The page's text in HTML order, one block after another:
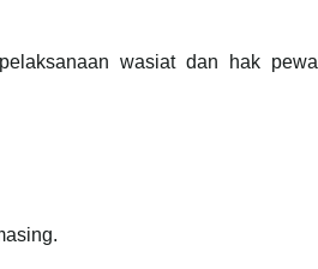
wasiat dan hak